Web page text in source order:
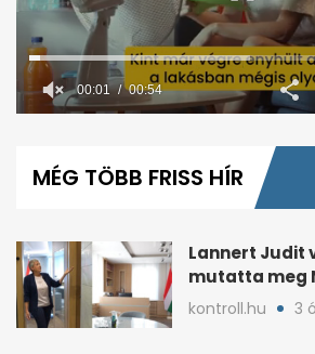
54
seconds
00:02 00:54
MÉG TÖBB FRISS HÍR
Lannert Judit
mutatta meg
korábbi
kontroll.hu 3